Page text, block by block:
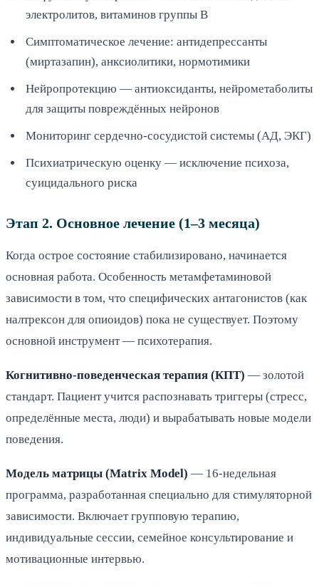
электролитов, витаминов группы B
Симптоматическое лечение: антидепрессанты
(миртазапин), анксиолитики, нормотимики
Нейропротекцию — антиоксиданты, нейрометаболиты
для защиты повреждённых нейронов
Мониторинг сердечно-сосудистой системы (АД, ЭКГ)
Психиатрическую оценку — исключение психоза,
суицидального риска
Этап 2. Основное лечение (1–3 месяца)
Когда острое состояние стабилизировано, начинается
основная работа. Особенность метамфетаминовой
зависимости в том, что специфических антагонистов (как
налтрексон для опиоидов) пока не существует. Поэтому
основной инструмент — психотерапия.
Когнитивно-поведенческая терапия (КПТ) — золотой
стандарт. Пациент учится распознавать триггеры (стресс,
определённые места, люди) и вырабатывать новые модели
поведения.
Модель матрицы (Matrix Model) — 16-недельная
программа, разработанная специально для стимуляторной
зависимости. Включает групповую терапию,
индивидуальные сессии, семейное консультирование и
мотивационные интервью.